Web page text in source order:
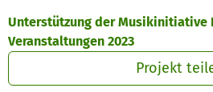
Unterstützung der Musikinitiative
Veranstaltungen 2023
Projekt